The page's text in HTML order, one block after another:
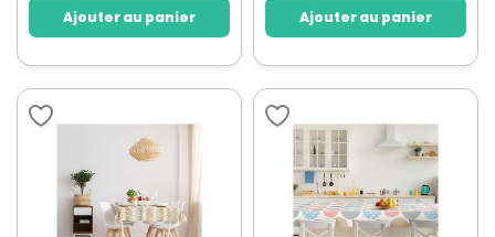
Ajouter au panier Ajouter au panier